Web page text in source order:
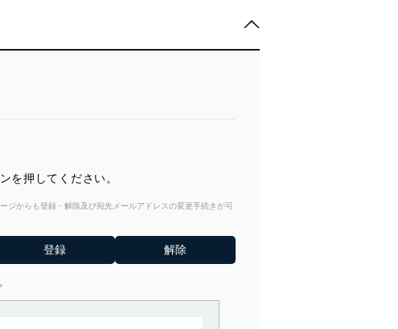
を押してください。
からも登録・解除及び宛先メールアドレスの変更手続きが可